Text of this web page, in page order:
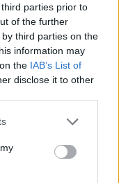
parties prior to
of the further
third parties on the
information may
the IAB’s List of
disclose it to other
- bár
megsértenek
a
meg a Reuters.
- államilag
Volker Türk,
hogy a
és sértik az